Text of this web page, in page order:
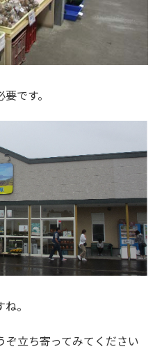
です。
。
ぞ立ち寄ってみてください